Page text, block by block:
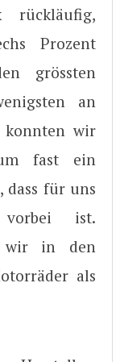
Prozent
grössten
an
konnten wir
fast ein
dass für uns
ist.
wir in den
als